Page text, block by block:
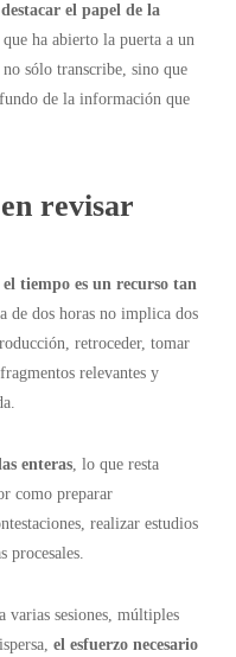
el papel de la
ha abierto la puerta a un
sólo transcribe, sino que
de la información que
revisar
el tiempo es un recurso tan
de dos horas no implica dos
retroceder, tomar
relevantes y
enteras, lo que resta
como preparar
realizar estudios
procesales.
varias sesiones, múltiples
el esfuerzo necesario